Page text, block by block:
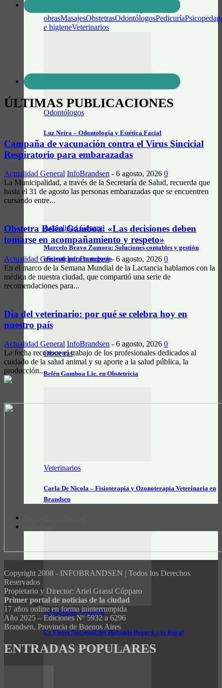
obrasMasajesObstetrasOdontólogosPedicuría
e higieneVeterinarios
Odontólogos
Luz Neira – Odontología y Estética Facial
Actualidad General
Marcelo Bravo Zamora: Soluciones contables y gestión
eficiente para tu negocio
Obstetras
Belén Gamboa Lic. en Obstetricia
Veterinarios
Carla De Nicola – Fisioterapia y Ozonoterapia Veterinaria en
Brandsen
Actualidad General
La Fiesta Nacional del Holando llegará a la Rural
ÚLTIMAS PUBLICACIONES
Campaña de vacunación contra el Virus Sincicial
Respiratorio para embarazadas
Actualidad General InfoBrandsen - 6 agosto, 2026 0
La Municipalidad, a través de la Secretaría de Salud, recuerda que
hasta el 31 de agosto las personas embarazadas que se encuentren
cursando entre...
Obstetra Belén Gamboa: «Las decisiones deben
tomarse en acompañamiento y respeto»
Actualidad General InfoBrandsen - 6 agosto, 2026 0
En el marco de la Semana Mundial de la Lactancia hablamos con la
médica de nuestra ciudad, que compartió una serie de
recomendaciones para...
Día del veterinario: por qué se celebra hoy en
nuestro país
Actualidad General InfoBrandsen - 6 agosto, 2026 0
La fecha reconoce el trabajo de los profesionales dedicados al
cuidado de la salud animal y su aporte a la salud pública, la
producción...
Copyright 2008 - INFOBRANDSEN | Todos los Derechos
Reservados
Propietario y Director: Ariel Grassi Cúpparo
Primer portal de noticias de la ciudad
17 años online en forma ininterrumpida
Año 2025 – Ediciones Nº 5932 a 6296
Brandsen, Provincia de Buenos Aires
ENTRADAS POPULARES